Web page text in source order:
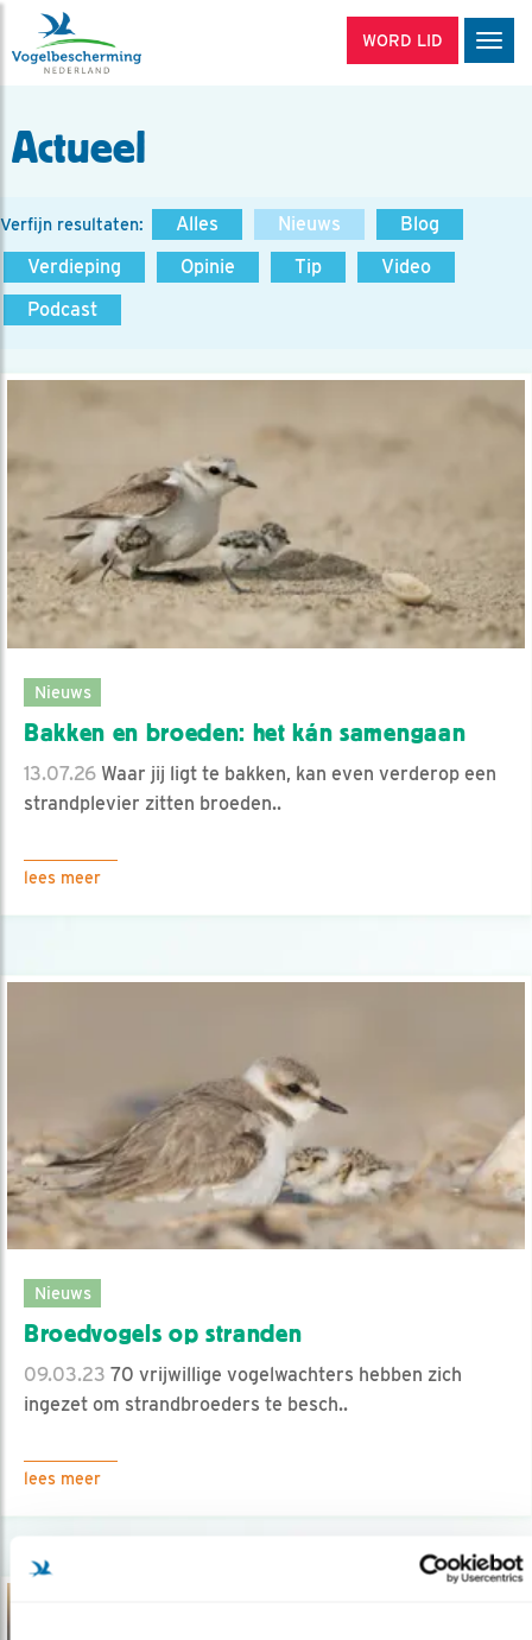
WORD LID
Actueel
Verfijn resultaten: Alles Nieuws
Blog
Verdieping
Opinie Tip
Video
Podcast
Nieuws
Bakken en broeden: het kán samengaan
13.07.26 Waar jij ligt te bakken, kan even verderop een
strandplevier zitten broeden..
lees meer
Nieuws
Broedvogels op stranden
09.03.23 70 vrijwillige vogelwachters hebben zich
ingezet om strandbroeders te besch..
lees meer